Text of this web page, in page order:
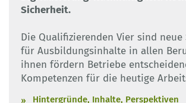
Sicherheit.
Die Qualifizierenden Vier sind neue
für Ausbildungsinhalte in allen
ihnen fördern Betriebe
Kompetenzen für die heutige
Hintergründe, Inhalte, Perspektiven